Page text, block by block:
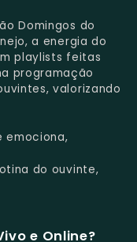
Domingos do
a energia do
playlists feitas
programação
valorizando
emociona,
do ouvinte,
e Online?